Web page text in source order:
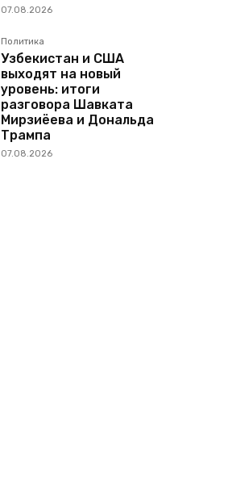
07.08.2026
Политика
Узбекистан и США
выходят на новый
уровень: итоги
разговора Шавката
Мирзиёева и Дональда
Трампа
07.08.2026